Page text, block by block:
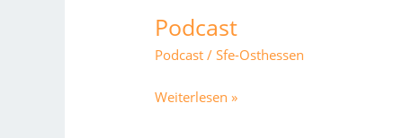
Podcast
Podcast /Sfe-Osthessen
Podcast
Weiterlesen »